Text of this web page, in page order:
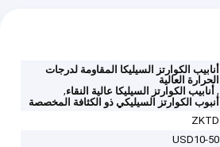
أنابيب الكوارتز السيليكا المقاومة لدرجات
الحرارة العالية
,أنابيب الكوارتز السيليكا عالية النقاء,
أنبوب الكوارتز السيليكي ذو الكثافة المخصصة
ZKTD
USD10-50